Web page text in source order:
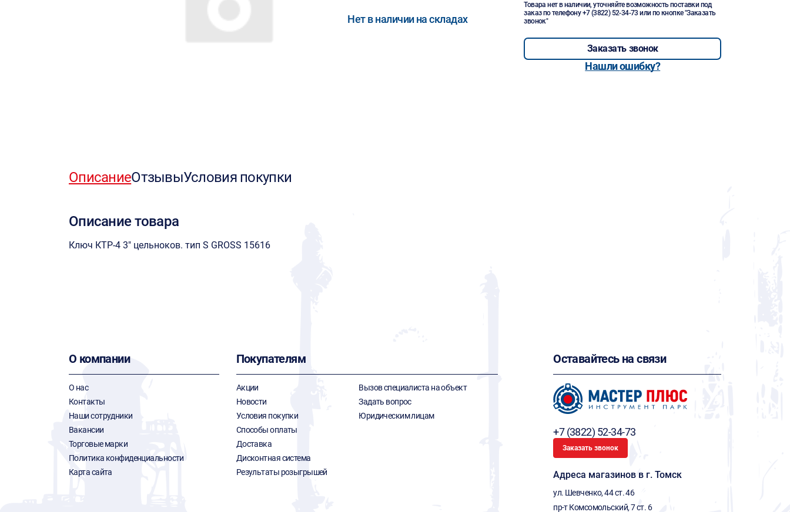
Нет в наличии на складах
Товара нет в наличии, уточняйте возможность поставки под
заказ по телефону+7 (3822) 52-34-73 или по кнопке "Заказать
звонок"
Заказать звонок
Нашли ошибку?
ОписаниеОтзывыУсловия покупки
Описание товара
Ключ КТР-4 3" цельноков. тип S GROSS 15616
О компании
О нас
Контакты
Наши сотрудники
Вакансии
Торговые марки
Политика конфиденциальности
Карта сайта
Покупателям
Акции
Новости
Условия покупки
Способы оплаты
Доставка
Дисконтная система
Результаты розыгрышей
Вызов специалиста на объект
Задать вопрос
Юридическим лицам
Оставайтесь на связи
+7 (3822) 52-34-73
Заказать звонок
Адреса магазинов в г. Томск
ул. Шевченко, 44 ст. 46
пр-т Комсомольский, 7 ст. 6